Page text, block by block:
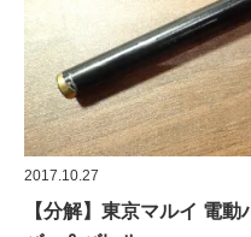
2017.10.27
【分解】東京マルイ 電